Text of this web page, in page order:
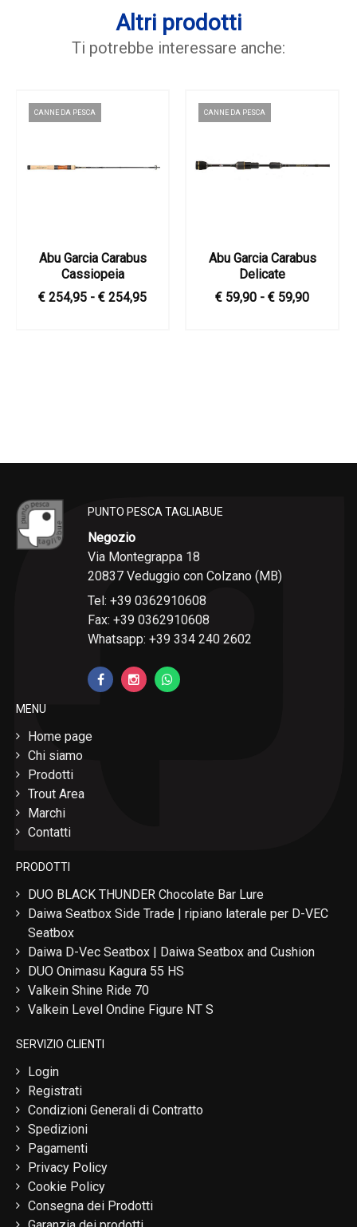
Altri prodotti
Ti potrebbe interessare anche:
CANNE DA PESCA
Abu Garcia Carabus
Cassiopeia
€ 254,95 - € 254,95
CANNE DA PESCA
Abu Garcia Carabus
Delicate
€ 59,90 - € 59,90
PUNTO PESCA TAGLIABUE
Negozio
Via Montegrappa 18
20837 Veduggio con Colzano (MB)
Tel: +39 0362910608
Fax: +39 0362910608
Whatsapp: +39 334 240 2602
MENU
Home page
Chi siamo
Prodotti
Trout Area
Marchi
Contatti
PRODOTTI
DUO BLACK THUNDER Chocolate Bar Lure
Daiwa Seatbox Side Trade | ripiano laterale per D-VEC
Seatbox
Daiwa D-Vec Seatbox | Daiwa Seatbox and Cushion
DUO Onimasu Kagura 55 HS
Valkein Shine Ride 70
Valkein Level Ondine Figure NT S
SERVIZIO CLIENTI
Login
Registrati
Condizioni Generali di Contratto
Spedizioni
Pagamenti
Privacy Policy
Cookie Policy
Consegna dei Prodotti